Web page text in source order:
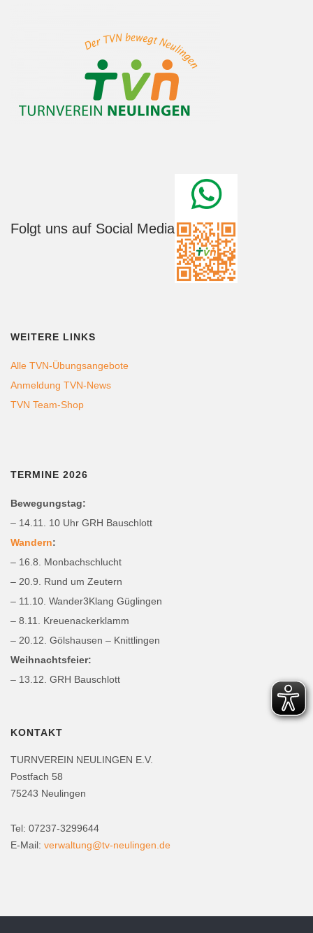
Folgt uns auf Social Media
WEITERE LINKS
Alle TVN-Übungsangebote
Anmeldung TVN-News
TVN Team-Shop
TERMINE 2026
Bewegungstag:
– 14.11. 10 Uhr GRH Bauschlott
Wandern:
– 16.8. Monbachschlucht
– 20.9. Rund um Zeutern
– 11.10. Wander3Klang Güglingen
– 8.11. Kreuenackerklamm
– 20.12. Gölshausen – Knittlingen
Weihnachtsfeier:
– 13.12. GRH Bauschlott
KONTAKT
TURNVEREIN NEULINGEN E.V.
Postfach 58
75243 Neulingen
Tel: 07237-3299644
E-Mail: verwaltung@tv-neulingen.de